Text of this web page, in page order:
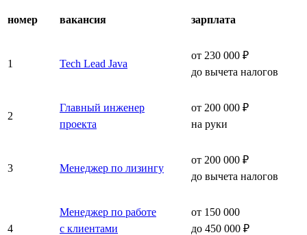
номер вакансия зарплата
1 Tech Lead Java
от 230 000 ₽
до вычета налогов
2
Главный инженер
проекта
от 200 000 ₽
на руки
3 Менеджер по лизингу
от 200 000 ₽
до вычета налогов
4
Менеджер по работе
с клиентами
от 150 000
до 450 000 ₽